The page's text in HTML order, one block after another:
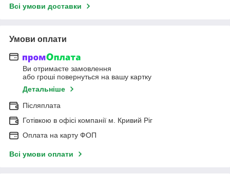
Всі умови доставки
Умови оплати
Ви отримаєте замовлення
або гроші повернуться на вашу картку
Детальніше
Післяплата
Готівкою в офісі компанії м. Кривий Ріг
Оплата на карту ФОП
Всі умови оплати